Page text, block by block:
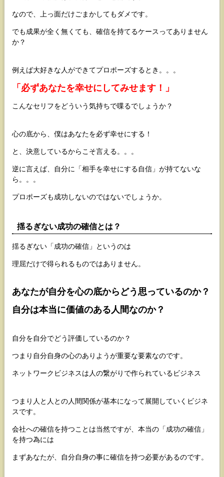
なので、上っ面だけごまかしてもダメです。
でも成果が全く無くても、確信を持てるケースってありません
か？
例えば大好きな人ができてプロポーズするとき。。。
「必ずあなたを幸せにしてみせます！」
こんなセリフをどういう気持ちで喋るでしょうか？
心の底から、僕はあなたを必ず幸せにする！
と、決意しているからこそ言える。。。
逆に言えば、自分に「相手を幸せにする自信」が持てないな
ら。。。
プロポーズも成功しないのではないでしょうか。
揺るぎない成功の確信とは？
揺るぎない「成功の確信」というのは
理屈だけで得られるものではありません。
あなたが自分を心の底からどう思っているのか？
自分は本当に価値のある人間なのか？
自分を自分でどう評価しているのか？
つまり自分自身の心のありようが重要な要素なのです。
ネットワークビジネスは人の繋がりで作られているビジネス
つまり人と人との人間関係が基本になって展開していくビジネ
スです。
会社への確信を持つことは当然ですが、本当の「成功の確信」
を持つ為には
まずあなたが、自分自身の事に確信を持つ必要があるのです。